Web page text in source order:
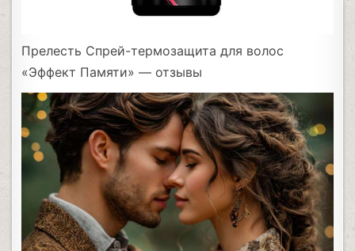
Прелесть Спрей-термозащита для волос
«Эффект Памяти» — отзывы